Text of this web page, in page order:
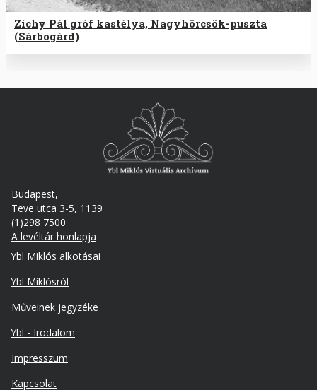
Zichy Pál gróf kastélya, Nagyhörcsök-puszta
(Sárbogárd)
Budapest,
Teve utca 3-5, 1139
(1)298 7500
A levéltár honlapja
Footer
Ybl Miklós alkotásai
Ybl Miklósról
Műveinek jegyzéke
Ybl - Irodalom
Lábléc
másodlagos
Impresszum
Kapcsolat